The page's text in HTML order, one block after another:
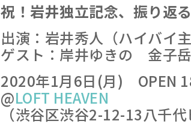
祝！岩井独立記念、振り返
出演：岩井秀人（ハイバイ
ゲスト：岸井ゆきの 金子
2020年1月6日(月) OPEN
@LOFT HEAVEN
（渋谷区渋谷2-12-13八千代